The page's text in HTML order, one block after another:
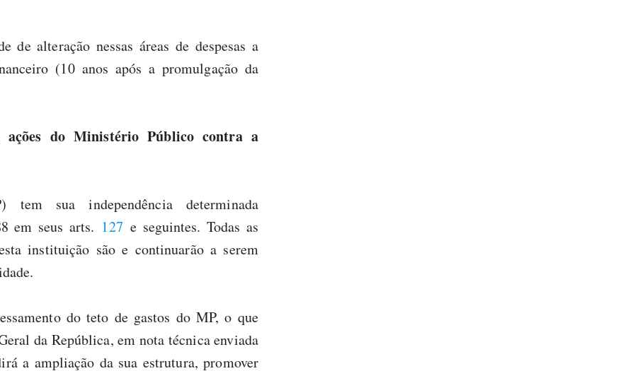
de alteração nessas áreas de despesas a
(10 anos após a promulgação da
do Ministério Público contra a
sua independência determinada
em seus arts. 127 e seguintes. Todas as
instituição são e continuarão a serem
do teto de gastos do MP, o que
da República, em nota técnica enviada
a ampliação da sua estrutura, promover